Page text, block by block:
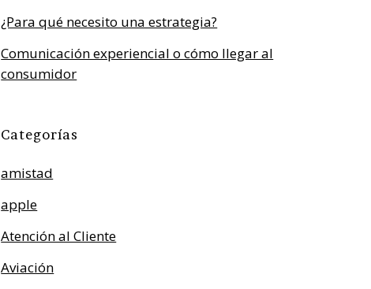
¿Para qué necesito una estrategia?
Comunicación experiencial o cómo llegar al
consumidor
Categorías
amistad
apple
Atención al Cliente
Aviación